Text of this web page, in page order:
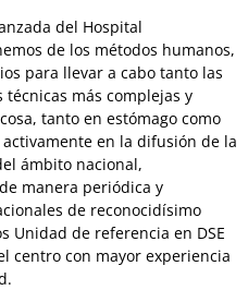
del Hospital
de los métodos humanos,
para llevar a cabo tanto las
más complejas y
tanto en estómago como
en la difusión de la
ámbito nacional,
manera periódica y
de reconocidísimo
Unidad de referencia en DSE
centro con mayor experiencia